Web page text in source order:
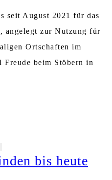
seit August 2021 für das
angelegt zur Nutzung für
Ortschaften im
beim Stöbern in
bis heute